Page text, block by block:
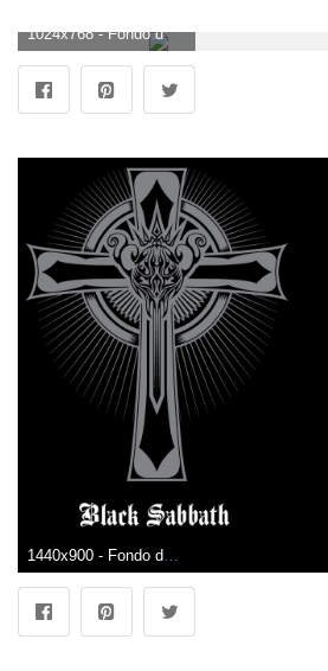
1024x768 - Fondo de pantalla de 1024x768. Fondo para computadora de cruz.
1440x900 - Fondo de pantalla de 1440x900. Fondo de pantalla de cruz.